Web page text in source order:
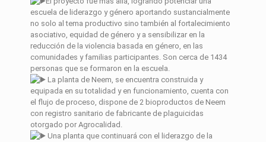
escuela de liderazgo y género aportando sustancialmente
no solo al tema productivo sino también al fortalecimiento
asociativo, equidad de género y a sensibilizar en la
reducción de la violencia basada en género, en las
comunidades y familias participantes. Son cerca de 1434
personas que se formaron en la escuela.
La planta de Neem, se encuentra construida y
equipada en su totalidad y en funcionamiento, cuenta con
el flujo de proceso, dispone de 2 bioproductos de Neem
con registro sanitario de fabricante de plaguicidas
otorgado por Agrocalidad.
Una planta que continuará con el liderazgo de la